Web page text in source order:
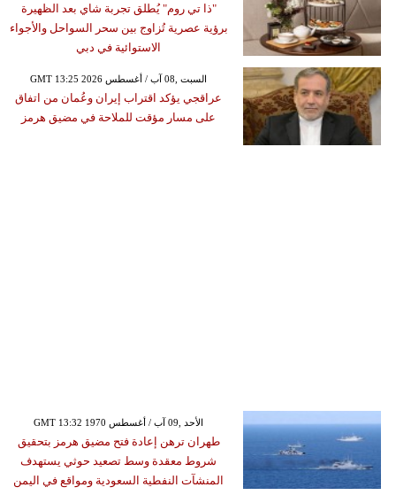
"ذا تي روم" يُطلق تجربة شاي بعد الظهيرة
برؤية عصرية تُزاوج بين سحر السواحل والأجواء
الاستوائية في دبي
GMT 13:25 2026 السبت ,08 آب / أغسطس
عراقجي يؤكد اقتراب إيران وعُمان من اتفاق
على مسار مؤقت للملاحة في مضيق هرمز
GMT 13:32 1970 الأحد ,09 آب / أغسطس
طهران ترهن إعادة فتح مضيق هرمز بتحقيق
شروط معقدة وسط تصعيد حوثي يستهدف
المنشآت النفطية السعودية ومواقع في اليمن